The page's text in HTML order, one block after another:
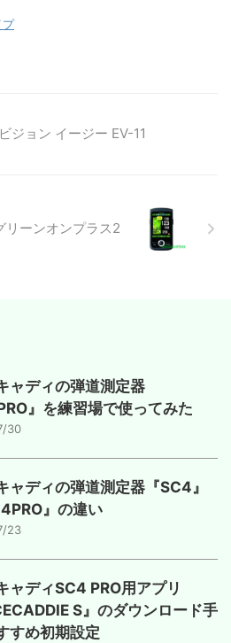
プ
ジョン イージー EV-11
リーンオンプラス2
ャディの弾道測定器
』を練習場で使ってみた
30
ャディの弾道測定器『SC4』
』の違い
23
ャディSC4 PRO用アプリ
S』のダウンロード手
すめ初期設定